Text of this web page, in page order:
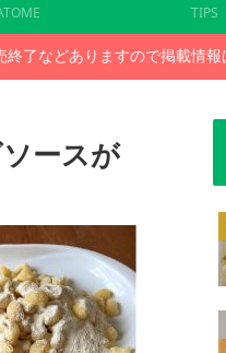
TIPS
了などありますので掲載情報
ースが